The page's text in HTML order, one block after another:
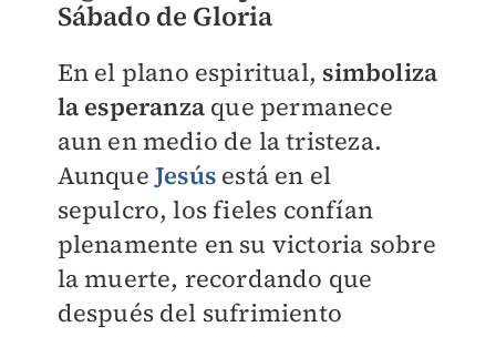
Sábado de Gloria
En el plano espiritual, simboliza
la esperanzaque permanece
aun en medio de la tristeza.
Aunque Jesúsestá en el
sepulcro, los fieles confían
plenamente en su victoria sobre
la muerte, recordando que
después del sufrimiento